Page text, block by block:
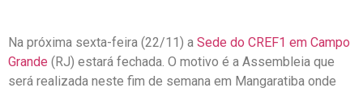
Na próxima sexta-feira (22/11) a Sede do CREF1 em Campo
Grande (RJ) estará fechada. O motivo é a Assembleia que
será realizada neste fim de semana em Mangaratiba onde